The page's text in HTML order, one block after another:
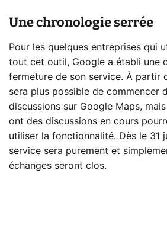
Une chronologie serrée
Pour les quelques entreprises qui
tout cet outil, Google a établi une
fermeture de son service. À partir
sera plus possible de commencer
discussions sur Google Maps,
ont des discussions en cours
utiliser la fonctionnalité. Dès le 31
service sera purement et
échanges seront clos.